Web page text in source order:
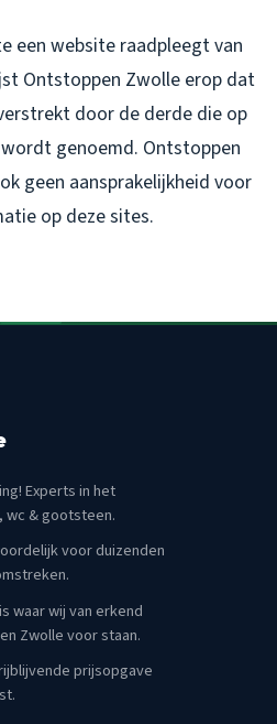
een website raadpleegt van
Ontstoppen Zwolle erop dat
door de derde die op
genoemd. Ontstoppen
geen aansprakelijkheid voor
op deze sites.
Experts in het
wc & gootsteen.
voor duizenden
waar wij van erkend
Zwolle voor staan.
prijsopgave